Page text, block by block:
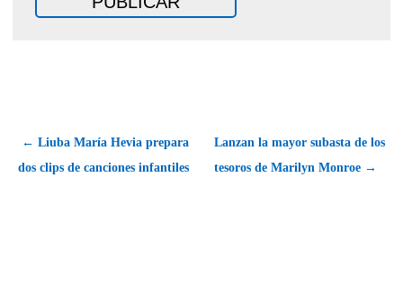
← Liuba María Hevia prepara
dos clips de canciones infantiles
Lanzan la mayor subasta de los
tesoros de Marilyn Monroe →